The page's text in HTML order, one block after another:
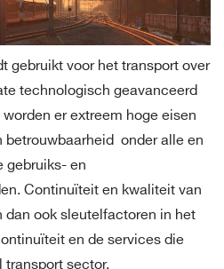
gebruikt voor het transport over
technologisch geavanceerd
er extreem hoge eisen
onder alle en
gebruiks- en
Continuïteit en kwaliteit van
dan ook sleutelfactoren in het
en de services die
transport sector.